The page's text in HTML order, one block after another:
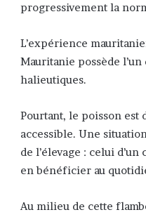
progressivement la
L’expérience
Mauritanie possède
halieutiques.
Pourtant, le poisson est
accessible. Une
de l’élevage : celui
en bénéficier au
Au milieu de cette